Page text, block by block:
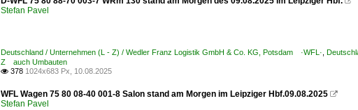
Stefan Pavel
Deutschland / Unternehmen (L - Z) / Wedler Franz Logistik GmbH & Co. KG, Potsdam ·WFL·
Z auch Umbauten
 378 1024x683 Px, 10.08.2025
WFL Wagen 75 80 08-40 001-8 Salon stand am Morgen im Leipziger Hbf.09.08.2025 
Stefan Pavel